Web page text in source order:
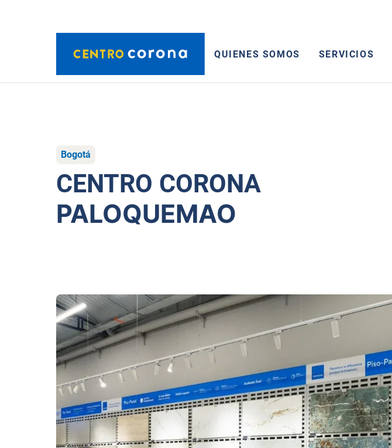
QUIENES SOMOS SERVICIOS
Bogotá
CENTRO CORONA
PALOQUEMAO